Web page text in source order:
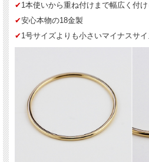
✔︎1本使いから重ね付けまで幅広く付
✔︎安心本物の18金製
✔︎1号サイズよりも小さいマイナスサ